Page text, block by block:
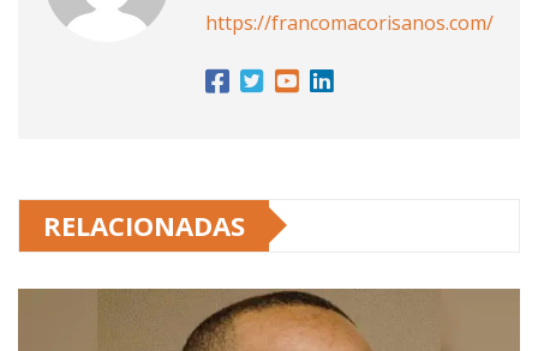
https://francomacorisanos.com/
RELACIONADAS